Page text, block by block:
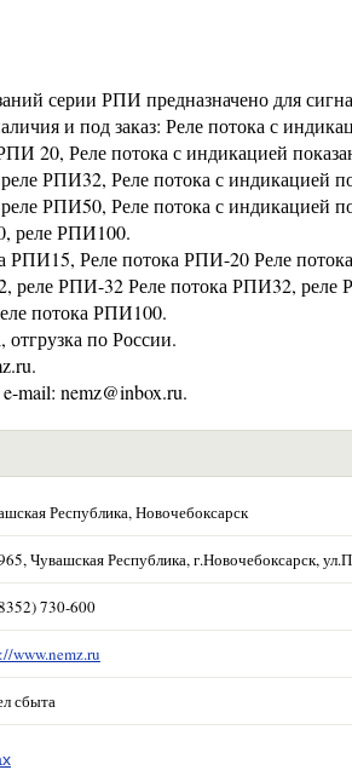
серии РПИ предназначено для
и под заказ: Реле потока с
20, Реле потока с индикацией
РПИ32, Реле потока с индикацией
РПИ50, Реле потока с индикацией
реле РПИ100.
РПИ15, Реле потока РПИ-20 Реле
реле РПИ-32 Реле потока РПИ32,
потока РПИ100.
отгрузка по России.
mail: nemz@inbox.ru.
Республика, Новочебоксарск
Чувашская Республика, г.Новочебоксарск,
730-600
www.nemz.ru
сбыта